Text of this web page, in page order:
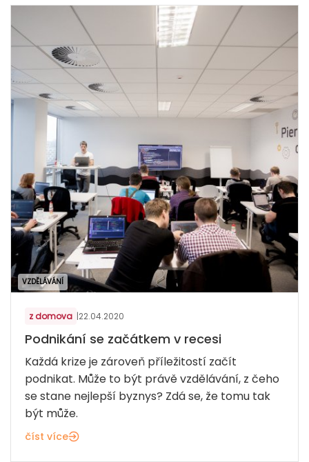
VZDĚLÁVÁNÍ
z domova |22.04.2020
Podnikání se začátkem v recesi
Každá krize je zároveň příležitostí začít
podnikat. Může to být právě vzdělávání, z čeho
se stane nejlepší byznys? Zdá se, že tomu tak
být může.
číst více